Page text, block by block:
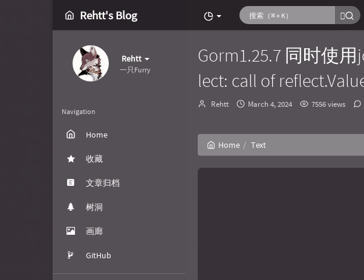
Rehtt's Blog
Rehtt
一只Furry
Navigation
Home
收藏
文章归档
树洞
画廊
GitHub
Gorm1.25.7 同时使
lect: call of
Author：
Rehtt
发
间：
March 4, 2024 7556 views
Home Text